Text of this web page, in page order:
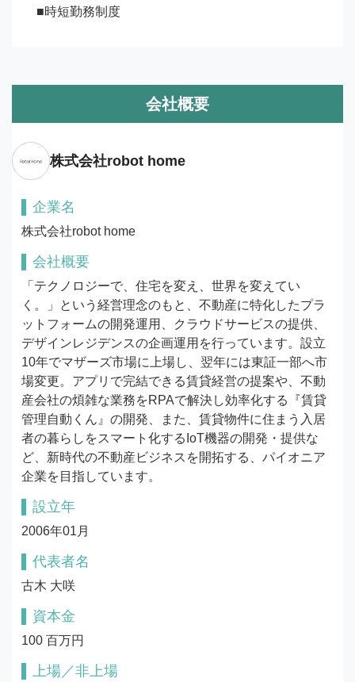
■時短勤務制度
会社概要
株式会社robot home
企業名
株式会社robot home
会社概要
「テクノロジーで、住宅を変え、世界を変えてい
く。」という経営理念のもと、不動産に特化したプラ
ットフォームの開発運用、クラウドサービスの提供、
デザインレジデンスの企画運用を行っています。設立
10年でマザーズ市場に上場し、翌年には東証一部へ市
場変更。アプリで完結できる賃貸経営の提案や、不動
産会社の煩雑な業務をRPAで解決し効率化する『賃貸
管理自動くん』の開発、また、賃貸物件に住まう入居
者の暮らしをスマート化するIoT機器の開発・提供な
ど、新時代の不動産ビジネスを開拓する、パイオニア
企業を目指しています。
設立年
2006年01月
代表者名
古木 大咲
資本金
100 百万円
上場／非上場